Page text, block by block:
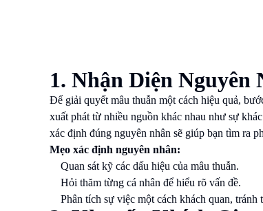
1. Nhận Diện Nguyên
Để giải quyết mâu thuẫn một cách hiệu quả,
xuất phát từ nhiều nguồn khác nhau như sự
xác định đúng nguyên nhân sẽ giúp bạn tìm ra
Mẹo xác định nguyên nhân:
Quan sát kỹ các dấu hiệu của mâu thuẫn.
Hỏi thăm từng cá nhân để hiểu rõ vấn đề.
Phân tích sự việc một cách khách quan, tránh